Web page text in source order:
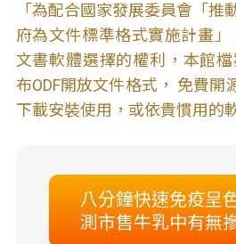
「為配合國家發展委員會「推
府為文件標準格式實施計畫
文書軟體選擇的權利，本館
布ODF開放文件格式， 免費開
下載安裝使用，或依貴慣用的
八分鐘快速免疫呈
測市售牛乳中有無